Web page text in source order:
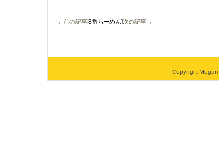
←前の記事[8番らーめん]次の記事→
Copyright